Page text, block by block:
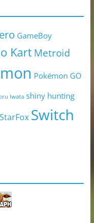
GameBoy
KartMetroid
Pokémon GO
Iwata shiny hunting
StarFox Switch